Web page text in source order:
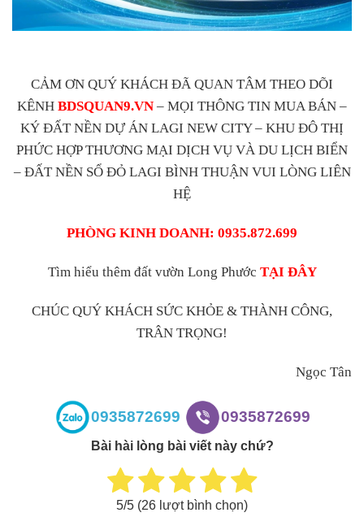
CẢM ƠN QUÝ KHÁCH ĐÃ QUAN TÂM THEO DÕI
KÊNH BDSQUAN9.VN – MỌI THÔNG TIN MUA BÁN –
KÝ ĐẤT NỀN DỰ ÁN LAGI NEW CITY – KHU ĐÔ THỊ
PHỨC HỢP THƯƠNG MẠI DỊCH VỤ VÀ DU LỊCH BIỂN
– ĐẤT NỀN SỔ ĐỎ LAGI BÌNH THUẬN VUI LÒNG LIÊN
HỆ
PHÒNG KINH DOANH: 0935.872.699
Tìm hiểu thêm đất vườn Long Phước TẠI ĐÂY
CHÚC QUÝ KHÁCH SỨC KHỎE & THÀNH CÔNG,
TRÂN TRỌNG!
Ngọc Tân
0935872699 0935872699
Bài hài lòng bài viết này chứ?
5/5 (26 lượt bình chọn)